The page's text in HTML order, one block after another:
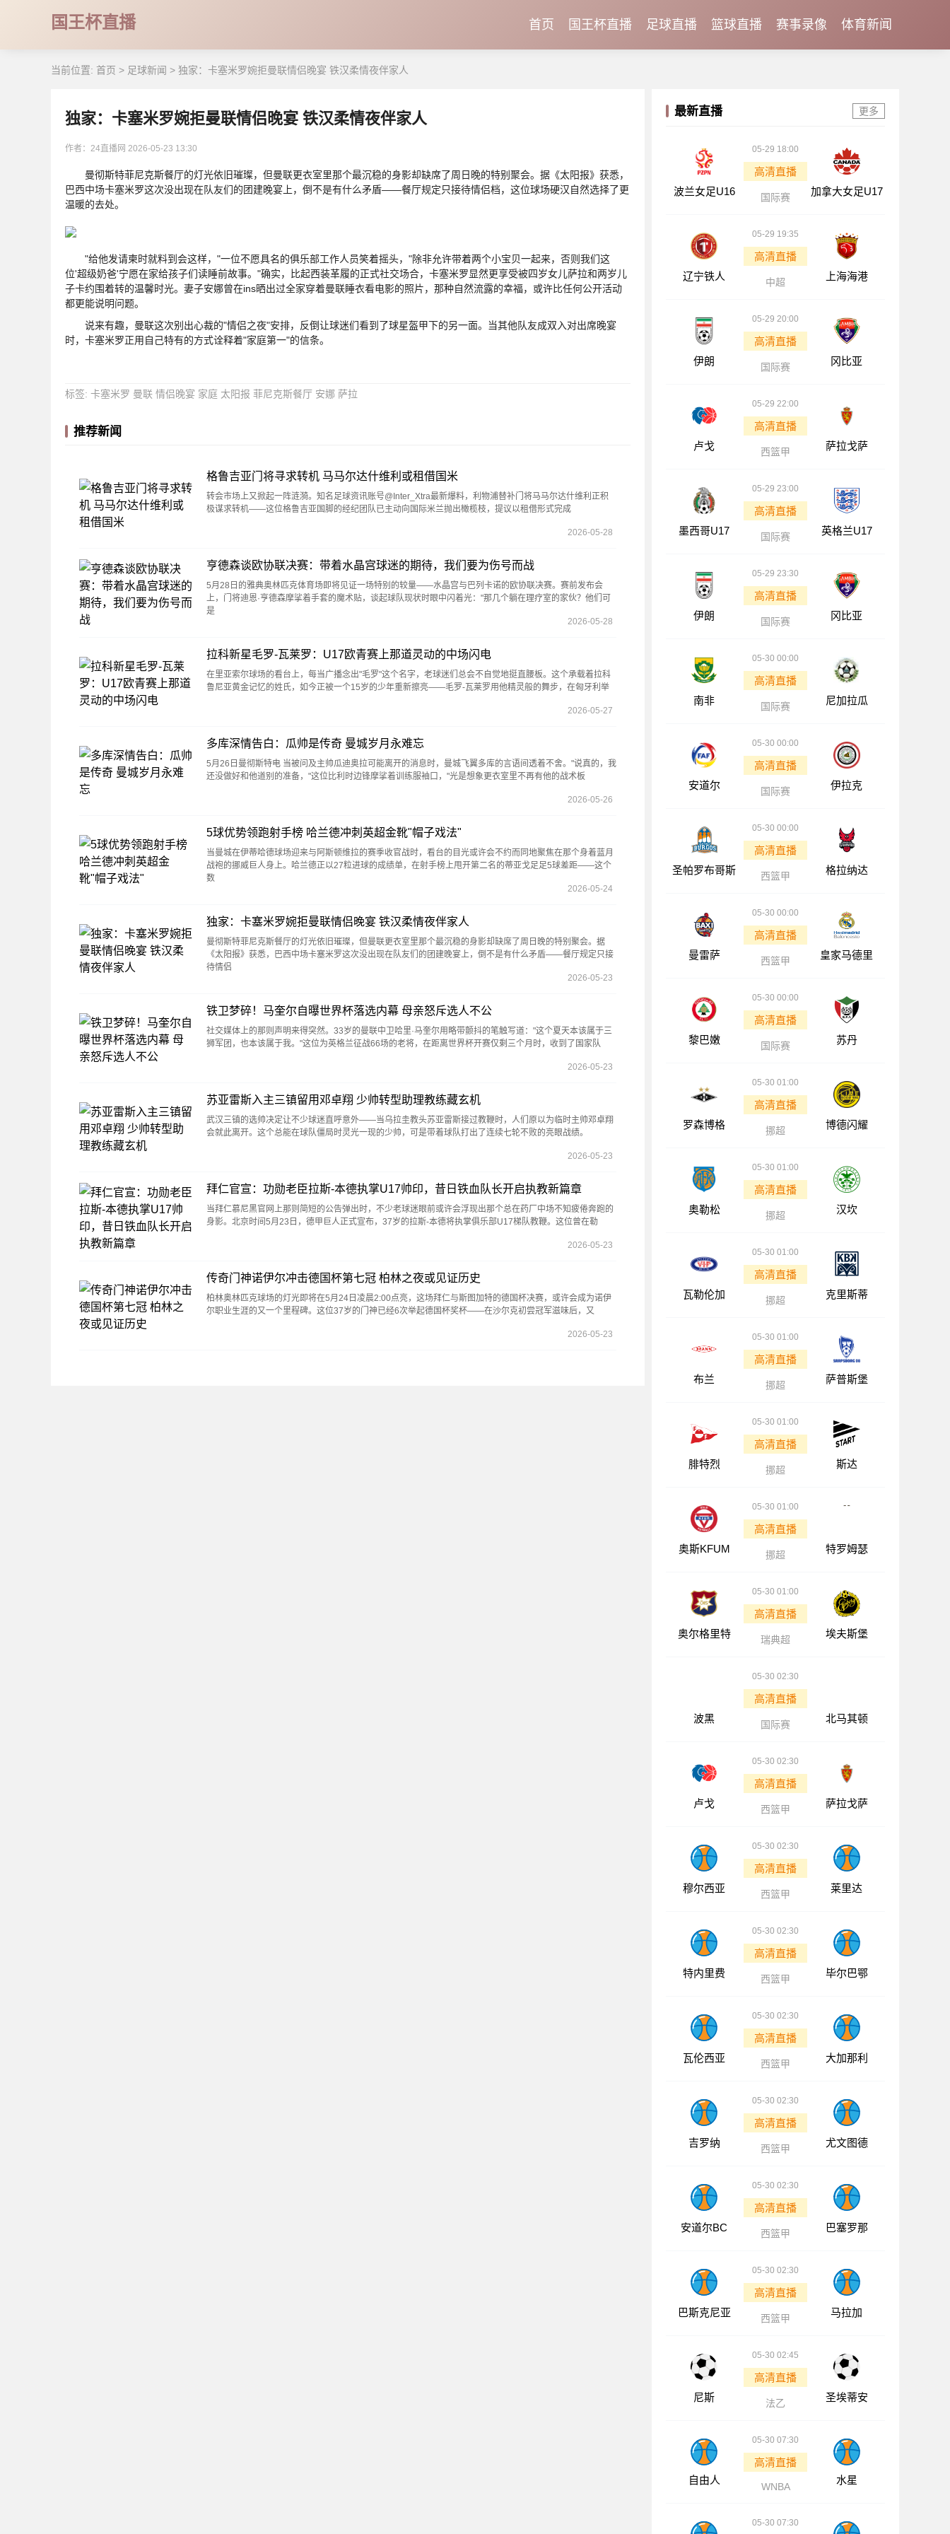
国王杯直播 首页 国王杯直播 足球直播 篮球直播 赛事录像 体育新闻
当前位置: 首页 > 足球新闻 > 独家：卡塞米罗婉拒曼联情侣晚宴 铁汉柔情夜伴家人
独家：卡塞米罗婉拒曼联情侣晚宴 铁汉柔情夜伴家人
作者：24直播网 2026-05-23 13:30
曼彻斯特菲尼克斯餐厅的灯光依旧璀璨，但曼联更衣室里那个最沉稳的身影却缺席了周日晚的特别聚会。据《太阳报》获悉，
巴西中场卡塞米罗这次没出现在队友们的团建晚宴上，倒不是有什么矛盾——餐厅规定只接待情侣档，这位球场硬汉自然选择了更
温暖的去处。
"给他发请柬时就料到会这样，"一位不愿具名的俱乐部工作人员笑着摇头，"除非允许带着两个小宝贝一起来，否则我们这
位'超级奶爸'宁愿在家给孩子们读睡前故事。"确实，比起西装革履的正式社交场合，卡塞米罗显然更享受被四岁女儿萨拉和两岁儿
子卡约围着转的温馨时光。妻子安娜曾在ins晒出过全家穿着曼联睡衣看电影的照片，那种自然流露的幸福，或许比任何公开活动
都更能说明问题。
说来有趣，曼联这次别出心裁的"情侣之夜"安排，反倒让球迷们看到了球星盔甲下的另一面。当其他队友成双入对出席晚宴
时，卡塞米罗正用自己特有的方式诠释着"家庭第一"的信条。
标签: 卡塞米罗 曼联 情侣晚宴 家庭 太阳报 菲尼克斯餐厅 安娜 萨拉
推荐新闻
格鲁吉亚门将寻求转机 马马尔达什维利或租借国米
转会市场上又掀起一阵涟漪。知名足球资讯账号@Inter_Xtra最新爆料，利物浦替补门将马马尔达什维利正积
极谋求转机——这位格鲁吉亚国脚的经纪团队已主动向国际米兰抛出橄榄枝，提议以租借形式完成
2026-05-28
亨德森谈欧协联决赛：带着水晶宫球迷的期待，我们要为伤号而战
5月28日的雅典奥林匹克体育场即将见证一场特别的较量——水晶宫与巴列卡诺的欧协联决赛。赛前发布会
上，门将迪恩·亨德森摩挲着手套的魔术贴，谈起球队现状时眼中闪着光："那几个躺在理疗室的家伙？他们可
是
2026-05-28
拉科新星毛罗-瓦莱罗：U17欧青赛上那道灵动的中场闪电
在里亚索尔球场的看台上，每当广播念出"毛罗"这个名字，老球迷们总会不自觉地挺直腰板。这个承载着拉科
鲁尼亚黄金记忆的姓氏，如今正被一个15岁的少年重新擦亮——毛罗-瓦莱罗用他精灵般的舞步，在匈牙利举
2026-05-27
多库深情告白：瓜帅是传奇 曼城岁月永难忘
5月26日曼彻斯特电 当被问及主帅瓜迪奥拉可能离开的消息时，曼城飞翼多库的言语间透着不舍。"说真的，我
还没做好和他道别的准备，"这位比利时边锋摩挲着训练服袖口，"光是想象更衣室里不再有他的战术板
2026-05-26
5球优势领跑射手榜 哈兰德冲刺英超金靴"帽子戏法"
当曼城在伊蒂哈德球场迎来与阿斯顿维拉的赛季收官战时，看台的目光或许会不约而同地聚焦在那个身着蓝月
战袍的挪威巨人身上。哈兰德正以27粒进球的成绩单，在射手榜上甩开第二名的蒂亚戈足足5球差距——这个
数
2026-05-24
独家：卡塞米罗婉拒曼联情侣晚宴 铁汉柔情夜伴家人
曼彻斯特菲尼克斯餐厅的灯光依旧璀璨，但曼联更衣室里那个最沉稳的身影却缺席了周日晚的特别聚会。据
《太阳报》获悉，巴西中场卡塞米罗这次没出现在队友们的团建晚宴上，倒不是有什么矛盾——餐厅规定只接
待情侣
2026-05-23
铁卫梦碎！马奎尔自曝世界杯落选内幕 母亲怒斥选人不公
社交媒体上的那则声明来得突然。33岁的曼联中卫哈里·马奎尔用略带颤抖的笔触写道："这个夏天本该属于三
狮军团，也本该属于我。"这位为英格兰征战66场的老将，在距离世界杯开赛仅剩三个月时，收到了国家队
2026-05-23
苏亚雷斯入主三镇留用邓卓翔 少帅转型助理教练藏玄机
武汉三镇的选帅决定让不少球迷直呼意外——当乌拉圭教头苏亚雷斯接过教鞭时，人们原以为临时主帅邓卓翔
会就此离开。这个总能在球队僵局时灵光一现的少帅，可是带着球队打出了连续七轮不败的亮眼战绩。
2026-05-23
拜仁官宣：功勋老臣拉斯-本德执掌U17帅印，昔日铁血队长开启执教新篇章
当拜仁慕尼黑官网上那则简短的公告弹出时，不少老球迷眼前或许会浮现出那个总在药厂中场不知疲倦奔跑的
身影。北京时间5月23日，德甲巨人正式宣布，37岁的拉斯-本德将执掌俱乐部U17梯队教鞭。这位曾在勒
2026-05-23
传奇门神诺伊尔冲击德国杯第七冠 柏林之夜或见证历史
柏林奥林匹克球场的灯光即将在5月24日凌晨2:00点亮，这场拜仁与斯图加特的德国杯决赛，或许会成为诺伊
尔职业生涯的又一个里程碑。这位37岁的门神已经6次举起德国杯奖杯——在沙尔克初尝冠军滋味后，又
2026-05-23
最新直播 更多
波兰女足U16
05-29 18:00
高清直播
国际赛
加拿大女足U17
辽宁铁人
05-29 19:35
高清直播
中超
上海海港
伊朗
05-29 20:00
高清直播
国际赛
冈比亚
卢戈
05-29 22:00
高清直播
西篮甲
萨拉戈萨
墨西哥U17
05-29 23:00
高清直播
国际赛
英格兰U17
伊朗
05-29 23:30
高清直播
国际赛
冈比亚
南非
05-30 00:00
高清直播
国际赛
尼加拉瓜
安道尔
05-30 00:00
高清直播
国际赛
伊拉克
圣帕罗布哥斯
05-30 00:00
高清直播
西篮甲
格拉纳达
曼雷萨
05-30 00:00
高清直播
西篮甲
皇家马德里
黎巴嫩
05-30 00:00
高清直播
国际赛
苏丹
罗森博格
05-30 01:00
高清直播
挪超
博德闪耀
奥勒松
05-30 01:00
高清直播
挪超
汉坎
瓦勒伦加
05-30 01:00
高清直播
挪超
克里斯蒂
布兰
05-30 01:00
高清直播
挪超
萨普斯堡
腓特烈
05-30 01:00
高清直播
挪超
斯达
奥斯KFUM
05-30 01:00
高清直播
挪超
特罗姆瑟
奥尔格里特
05-30 01:00
高清直播
瑞典超
埃夫斯堡
波黑
05-30 02:30
高清直播
国际赛
北马其顿
卢戈
05-30 02:30
高清直播
西篮甲
萨拉戈萨
穆尔西亚
05-30 02:30
高清直播
西篮甲
莱里达
特内里费
05-30 02:30
高清直播
西篮甲
毕尔巴鄂
瓦伦西亚
05-30 02:30
高清直播
西篮甲
大加那利
吉罗纳
05-30 02:30
高清直播
西篮甲
尤文图德
安道尔BC
05-30 02:30
高清直播
西篮甲
巴塞罗那
巴斯克尼亚
05-30 02:30
高清直播
西篮甲
马拉加
尼斯
05-30 02:45
高清直播
法乙
圣埃蒂安
自由人
05-30 07:30
高清直播
WNBA
水星
05-30 07:30